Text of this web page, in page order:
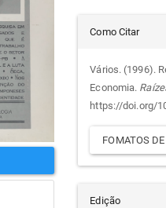
do
Como Citar
Vários. (1996).
Economia.
https://doi.org/
FOMATOS
Edição